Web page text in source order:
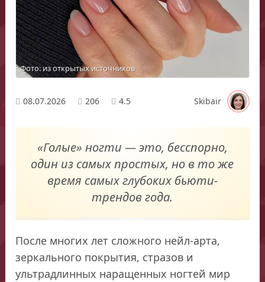
Фото: из открытых источников
08.07.2026 206 4.5 Skibair
«Голые» ногти — это, бесспорно,
один из самых простых, но в то же
время самых глубоких бьюти-
трендов года.
После многих лет сложного нейл-арта,
зеркального покрытия, стразов и
ультрадлинных наращенных ногтей мир